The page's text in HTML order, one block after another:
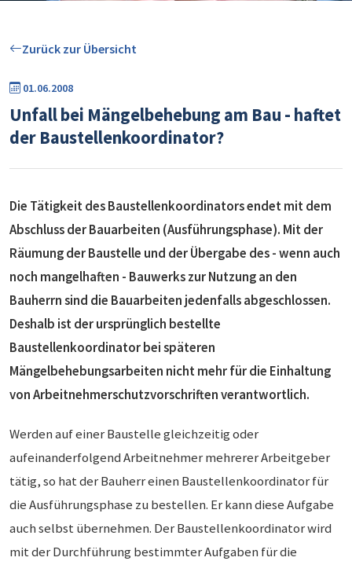
Zurück zur Übersicht
01.06.2008
Unfall bei Mängelbehebung am Bau - haftet
der Baustellenkoordinator?
Die Tätigkeit des Baustellenkoordinators endet mit dem
Abschluss der Bauarbeiten (Ausführungsphase). Mit der
Räumung der Baustelle und der Übergabe des - wenn auch
noch mangelhaften - Bauwerks zur Nutzung an den
Bauherrn sind die Bauarbeiten jedenfalls abgeschlossen.
Deshalb ist der ursprünglich bestellte
Baustellenkoordinator bei späteren
Mängelbehebungsarbeiten nicht mehr für die Einhaltung
von Arbeitnehmerschutzvorschriften verantwortlich.
Werden auf einer Baustelle gleichzeitig oder
aufeinanderfolgend Arbeitnehmer mehrerer Arbeitgeber
tätig, so hat der Bauherr einen Baustellenkoordinator für
die Ausführungsphase zu bestellen. Er kann diese Aufgabe
auch selbst übernehmen. Der Baustellenkoordinator wird
mit der Durchführung bestimmter Aufgaben für die